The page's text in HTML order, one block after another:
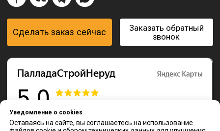
Уведомление о cookies
Оставаясь на сайте, вы соглашаетесь на использование